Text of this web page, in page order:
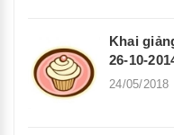
Khai
26-10-
24/05/2018